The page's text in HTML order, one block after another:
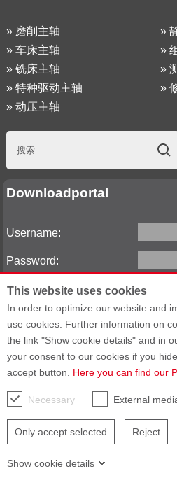
This website uses cookies
In order to optimize our website and
use cookies. Further information on
the link "Show cookie details" and in
your consent to our cookies if you
accept button. Here you can find our
Necessary External
Only accept selected Reject
Show cookie details
» 磨削主轴
» 车床主轴
» 铣床主轴
» 特种驱动主轴
» 动压主轴
»
»
»
»
Downloadportal
Username:
Password:
Reset password
网站地图 通用商业条款
采购的
责任人信息
Accessibility